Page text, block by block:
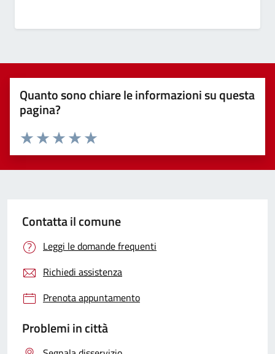
Quanto sono chiare le informazioni su questa
pagina?
Valuta 5 stelle su 5
Valuta 4 stelle su 5
Valuta 3 stelle su 5
Valuta 2 stelle su 5
Valuta 1 stelle su 5
Contatta il comune
Leggi le domande frequenti
Richiedi assistenza
Prenota appuntamento
Problemi in città